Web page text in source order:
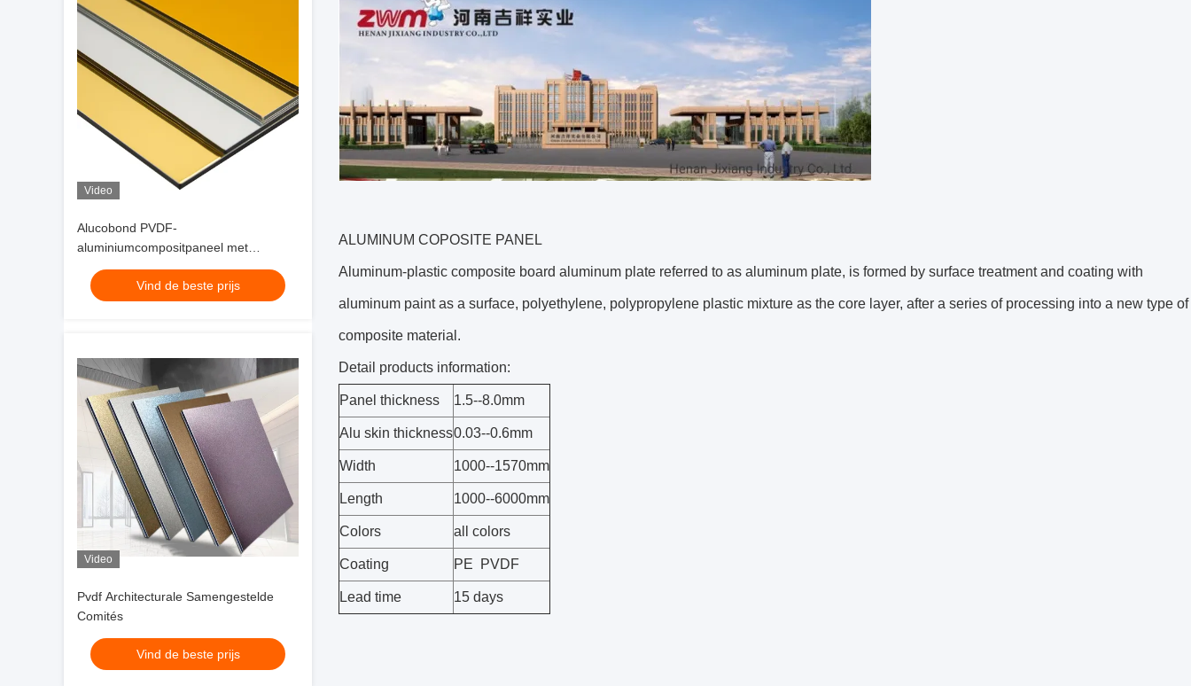
Video
Alucobond PVDF-
aluminiumcompositpaneel met
onbreekbare kern en glanzende
oppervlakteVind de beste prijs
Video
Pvdf Architecturale Samengestelde
Comités
Vind de beste prijs
ALUMINUM COPOSITE PANEL
Aluminum-plastic composite board aluminum plate referred to as aluminum plate, is formed by surface treatment and coating with
aluminum paint as a surface, polyethylene, polypropylene plastic mixture as the core layer, after a series of processing into a new type of
composite material.
Detail products information:
Panel thickness 1.5--8.0mm
Alu skin thickness0.03--0.6mm
Width 1000--1570mm
Length 1000--6000mm
Colors all colors
Coating PE PVDF
Lead time 15 days